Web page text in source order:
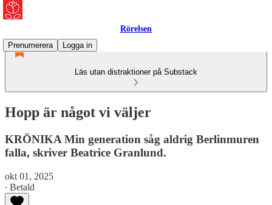
Rörelsen
Prenumerera
Logga in
Läs utan distraktioner på Substack
Hopp är något vi väljer
KRÖNIKA Min generation såg aldrig Berlinmuren
falla, skriver Beatrice Granlund.
okt 01, 2025
∙ Betald